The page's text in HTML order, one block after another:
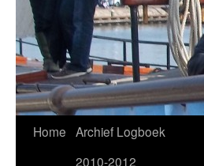
Home Archief Logboek
2010-2012